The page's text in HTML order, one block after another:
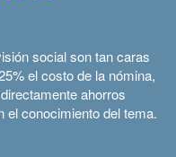
social son tan caras
el costo de la nómina,
ahorros
el conocimiento del tema.